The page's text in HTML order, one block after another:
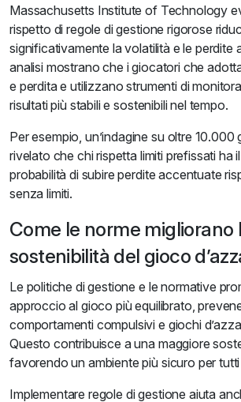
Massachusetts Institute of Technology
rispetto di regole di gestione rigorose
significativamente la volatilità e le perdite
analisi mostrano che i giocatori che
e perdita e utilizzano strumenti di
risultati più stabili e sostenibili nel tempo.
Per esempio, un’indagine su oltre 10.000
rivelato che chi rispetta limiti prefissati ha
probabilità di subire perdite accentuate
senza limiti.
Come le norme migliorano
sostenibilità del gioco
Le politiche di gestione e le normative
approccio al gioco più equilibrato,
comportamenti compulsivi e giochi
Questo contribuisce a una maggiore
favorendo un ambiente più sicuro per
Implementare regole di gestione aiuta